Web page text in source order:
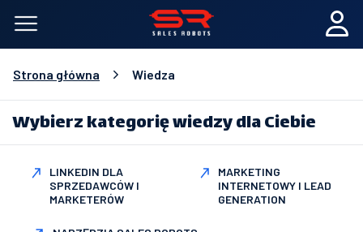
Strona główna Wiedza
Wybierz kategorię wiedzy dla Ciebie
LINKEDIN DLA
SPRZEDAWCÓW I
MARKETERÓW
MARKETING
INTERNETOWY I LEAD
GENERATION